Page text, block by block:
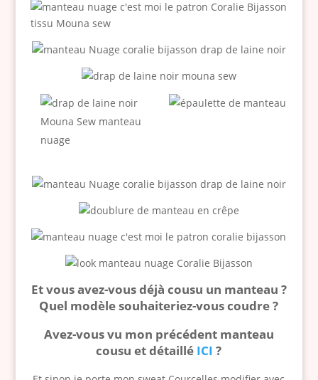
Et vous avez-vous déjà cousu un manteau ?
Quel modèle souhaiteriez-vous coudre ?
Avez-vous vu mon précédent manteau
cousu et détaillé ICI ?